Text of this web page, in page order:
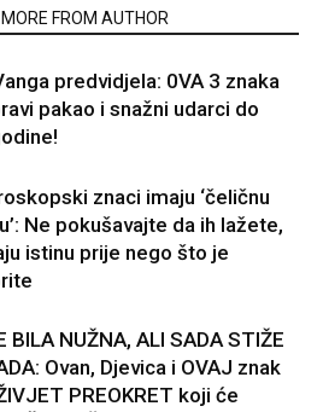
MORE FROM AUTHOR
predvidjela: 0VA 3 znaka
pakao i snažni udarci do
znaci imaju ‘čeličnu
Ne pokušavajte da ih lažete,
istinu prije nego što je
BILA NUŽNA, ALI SADA STIŽE
Ovan, Djevica i OVAJ znak
PREOKRET koji će